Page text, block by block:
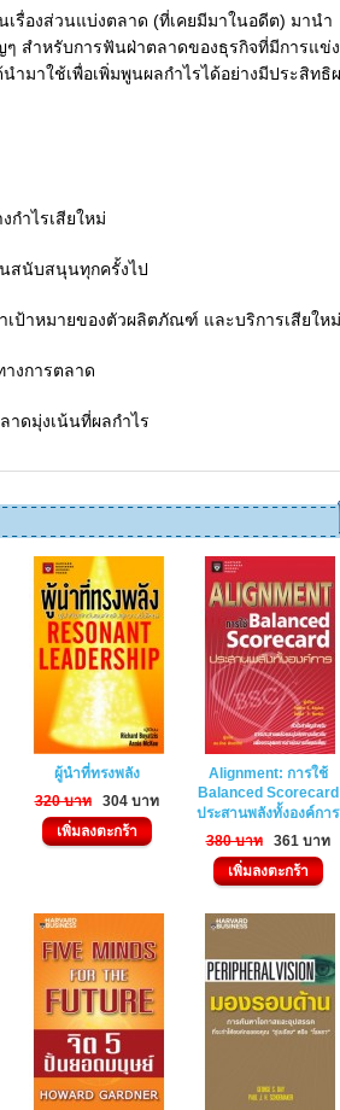
รื่องส่วนแบ่งตลาด (ที่เคยมีมาในอดีต) มานำ
สำหรับการฟันฝ่าตลาดของธุรกิจที่มีการแข่
มาใช้เพื่อเพิ่มพูนผลกำไรได้อย่างมีประสิทธิ
กำไรเสียใหม่
นสนับสนุนทุกครั้งไป
ป้าหมายของตัวผลิตภัณฑ์ และบริการเสียใหม่
งการตลาด
าดมุ่งเน้นที่ผลกำไร
ผู้นำที่ทรงพลัง
320 บาท
304 บาท
เพิ่มลงตะกร้า
Alignment: การใช้
Balanced Scorecard
ประสานพลังทั้งองค์การ
380 บาท
361 บาท
เพิ่มลงตะกร้า